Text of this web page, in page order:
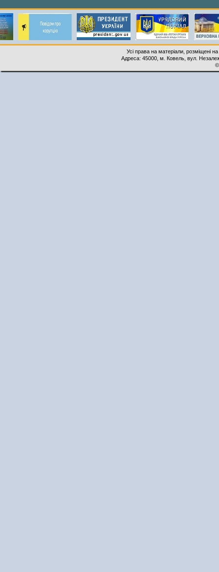
Усі права на матеріали, розміщені
Адреса: 45000, м. Ковель, вул.